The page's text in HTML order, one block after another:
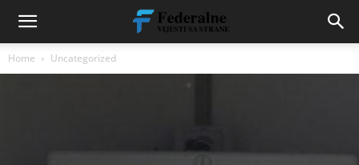
Home Uncategorized